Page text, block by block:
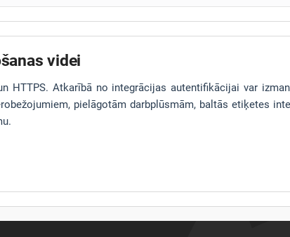
videi
HTTPS. Atkarībā no integrācijas autentifikācijai var
pielāgotām darbplūsmām, baltās etiķetes